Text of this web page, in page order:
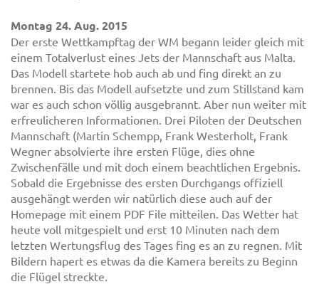
Montag 24. Aug. 2015
Der erste Wettkampftag der WM begann leider gleich mit
einem Totalverlust eines Jets der Mannschaft aus Malta.
Das Modell startete hob auch ab und fing direkt an zu
brennen. Bis das Modell aufsetzte und zum Stillstand kam
war es auch schon völlig ausgebrannt. Aber nun weiter mit
erfreulicheren Informationen. Drei Piloten der Deutschen
Mannschaft (Martin Schempp, Frank Westerholt, Frank
Wegner absolvierte ihre ersten Flüge, dies ohne
Zwischenfälle und mit doch einem beachtlichen Ergebnis.
Sobald die Ergebnisse des ersten Durchgangs offiziell
ausgehängt werden wir natürlich diese auch auf der
Homepage mit einem PDF File mitteilen. Das Wetter hat
heute voll mitgespielt und erst 10 Minuten nach dem
letzten Wertungsflug des Tages fing es an zu regnen. Mit
Bildern hapert es etwas da die Kamera bereits zu Beginn
die Flügel streckte.